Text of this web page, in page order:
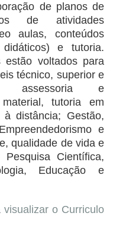
de planos de
de atividades
aulas, conteúdos
e tutoria.
estão voltados para
técnico, superior e
assessoria e
tutoria em
distância; Gestão,
e
qualidade de vida e
Pesquisa Científica,
Educação e
visualizar o Curriculo